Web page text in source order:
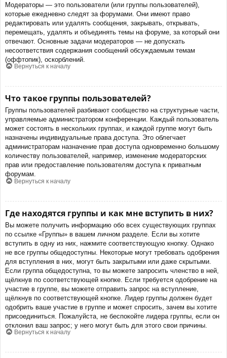
Модераторы — это пользователи (или группы пользователей),
которые ежедневно следят за форумами. Они имеют право
редактировать или удалять сообщения, закрывать, открывать,
перемещать, удалять и объединять темы на форуме, за который они
отвечают. Основные задачи модераторов — не допускать
несоответствия содержания сообщений обсуждаемым темам
(оффтопик), оскорблений.
Вернуться к началу
Что такое группы пользователей?
Группы пользователей разбивают сообщество на структурные части,
управляемые администратором конференции. Каждый пользователь
может состоять в нескольких группах, и каждой группе могут быть
назначены индивидуальные права доступа. Это облегчает
администраторам назначение прав доступа одновременно большому
количеству пользователей, например, изменение модераторских
прав или предоставление пользователям доступа к приватным
форумам.
Вернуться к началу
Где находятся группы и как мне вступить в них?
Вы можете получить информацию обо всех существующих группах
по ссылке «Группы» в вашем личном разделе. Если вы хотите
вступить в одну из них, нажмите соответствующую кнопку. Однако
не все группы общедоступны. Некоторые могут требовать одобрения
для вступления в них, могут быть закрытыми или даже скрытыми.
Если группа общедоступна, то вы можете запросить членство в ней,
щёлкнув по соответствующей кнопке. Если требуется одобрение на
участие в группе, вы можете отправить запрос на вступление,
щёлкнув по соответствующей кнопке. Лидер группы должен будет
одобрить ваше участие в группе и может спросить, зачем вы хотите
присоединиться. Пожалуйста, не беспокойте лидера группы, если он
отклонил ваш запрос; у него могут быть для этого свои причины.
Вернуться к началу